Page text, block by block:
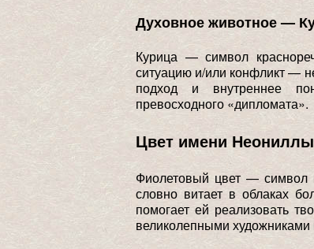
Духовное животное —
Курица — символ
ситуацию и/или конфликт —
подход и внутреннее
превосходного «дипломата».
Цвет имени
Фиолетовый цвет — символ
словно витает в облаках
помогает ей реализовать
великолепными художниками